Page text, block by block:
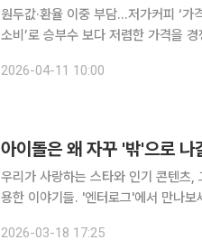
원두값·환율 이중 부담…저가커피 ‘가
소비’로 승부수 보다 저렴한 가격을 경쟁력으로 시장 확장에 나섰던 저가커피업계가 ‘경험 소비’에
롭게 결정할 수 없게 되면서 저가커피
2026-04-11 10:00
아이돌은 왜 자꾸 '밖'으로
우리가 사랑하는 스타와 인기 콘텐츠
용한 이야기들. '엔터로그'에서 만나보세요. 컴백을 앞둔 아이돌의 이름이 도심 한복
2026-03-18 17:25